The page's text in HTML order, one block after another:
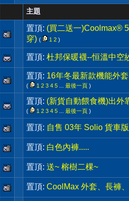
主題
置頂: (買二送一)Coolmax®
穿) ( 1 2 )
置頂: 杜邦保暖襪--恒溫中空
置頂: 16年冬最新款機能外
( 1 2 3 4 5 最後一頁 )
置頂: (新貨自動餵食機)出外
( 1 2 3 4 5 最後一頁 )
置頂: 自售 03年 Solio 貨車
置頂: 白色內褲.....
置頂: 送~ 榕樹二棵~
置頂: CoolMax 外套、長褲